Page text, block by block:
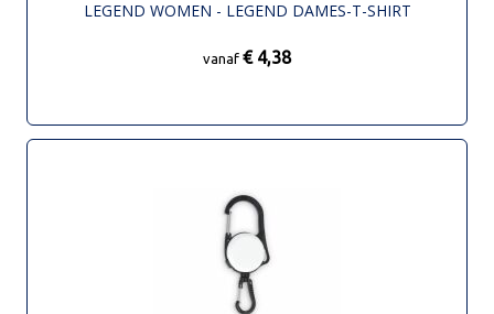
LEGEND WOMEN - LEGEND DAMES-T-SHIRT
vanaf € 4,38